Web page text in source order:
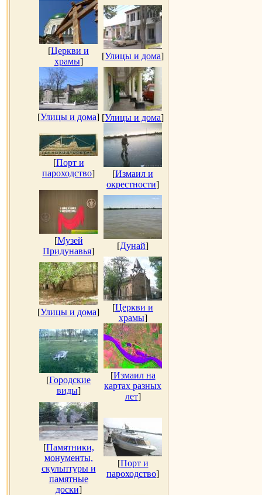
[Церкви и
храмы]
[Улицы и дома]
[Улицы и дома] [Улицы и дома]
[Порт и
пароходство] [Измаил и
окрестности]
[Музей
Придунавья]
[Дунай]
[Улицы и дома] [Церкви и
храмы]
[Городские
виды]
[Измаил на
картах разных
лет]
[Памятники,
монументы,
скульптуры и
памятные
доски]
[Порт и
пароходство]